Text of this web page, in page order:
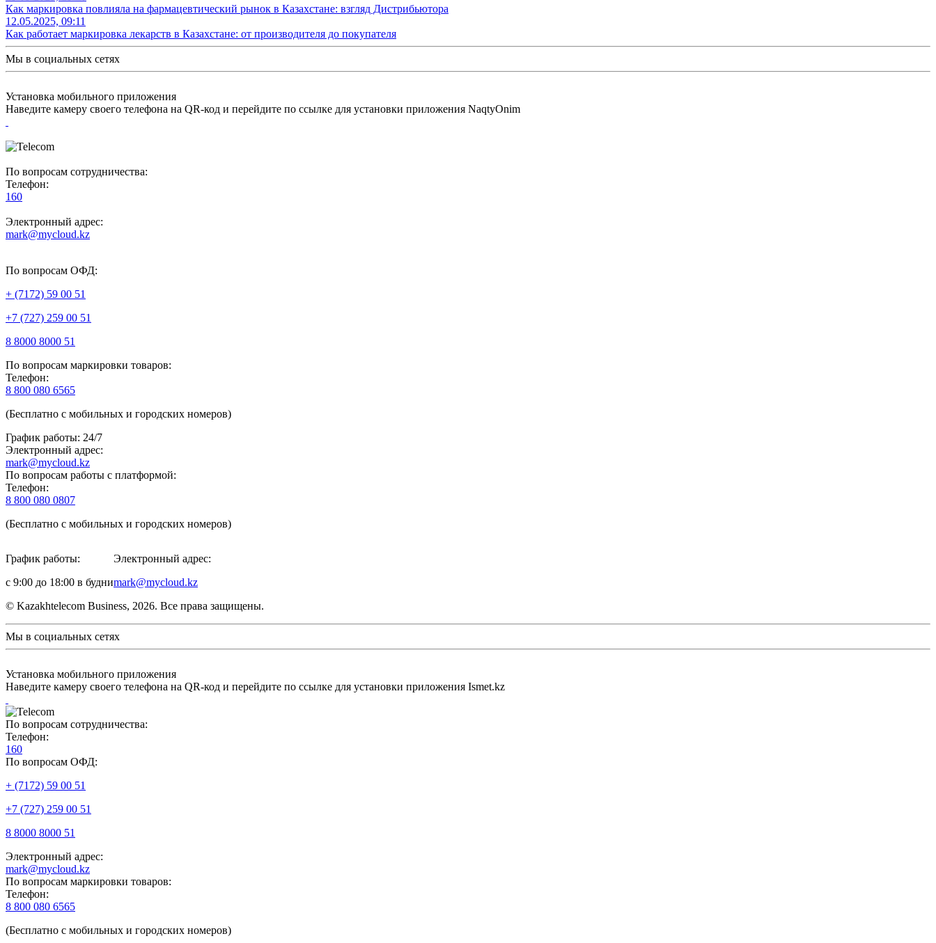
Как маркировка повлияла на фармацевтический рынок в Казахстане: взгляд Дистрибьютора
12.05.2025, 09:11
Как работает маркировка лекарств в Казахстане: от производителя до покупателя
Мы в социальных сетях
Установка мобильного приложения
Наведите камеру своего телефона на QR-код и перейдите по ссылке для установки приложения NaqtyOnim
По вопросам сотрудничества:
Телефон:
160
Электронный адрес:
mark@mycloud.kz
По вопросам ОФД:
+ (7172) 59 00 51
+7 (727) 259 00 51
8 8000 8000 51
По вопросам маркировки товаров:
Телефон:
8 800 080 6565
(Бесплатно с мобильных и городских номеров)
График работы: 24/7
Электронный адрес:
mark@mycloud.kz
По вопросам работы с платформой:
Телефон:
8 800 080 0807
(Бесплатно с мобильных и городских номеров)
График работы:
с 9:00 до 18:00 в будни
Электронный адрес:
mark@mycloud.kz
© Kazakhtelecom Business, 2026. Все права защищены.
Мы в социальных сетях
Установка мобильного приложения
Наведите камеру своего телефона на QR-код и перейдите по ссылке для установки приложения Ismet.kz
По вопросам сотрудничества:
Телефон:
160
По вопросам ОФД:
+ (7172) 59 00 51
+7 (727) 259 00 51
8 8000 8000 51
Электронный адрес:
mark@mycloud.kz
По вопросам маркировки товаров:
Телефон:
8 800 080 6565
(Бесплатно с мобильных и городских номеров)